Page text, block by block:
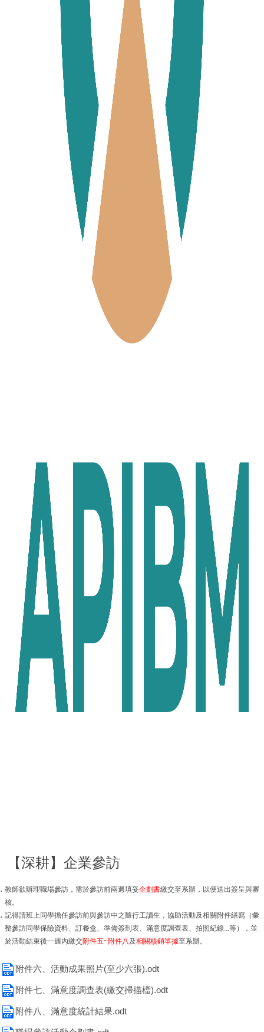
【深耕】企業參訪
教師欲辦理職場參訪，需於參訪前兩週填妥企劃書繳交至系辦，以便送出簽呈與審
核。
記得請班上同學擔任參訪前與參訪中之隨行工讀生，協助活動及相關附件繕寫（彙
整參訪同學保險資料、訂餐盒、準備簽到表、滿意度調查表、拍照紀錄...等），並
於活動結束後一週內繳交附件五~附件八及相關核銷單據至系辦。
附件六、活動成果照片(至少六張).odt
附件七、滿意度調查表(繳交掃描檔).odt
附件八、滿意度統計結果.odt